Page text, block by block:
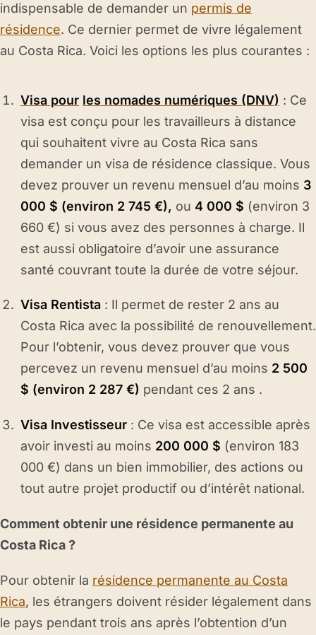
indispensable de demander un permis de
résidence. Ce dernier permet de vivre légalement
au Costa Rica. Voici les options les plus courantes :
Visa pour les nomades numériques (DNV) : Ce
visa est conçu pour les travailleurs à distance
qui souhaitent vivre au Costa Rica sans
demander un visa de résidence classique. Vous
devez prouver un revenu mensuel d’au moins 3
000 $ (environ 2 745 €), ou 4 000 $ (environ 3
660 €) si vous avez des personnes à charge. Il
est aussi obligatoire d’avoir une assurance
santé couvrant toute la durée de votre séjour.
Visa Rentista: Il permet de rester 2 ans au
Costa Rica avec la possibilité de renouvellement.
Pour l’obtenir, vous devez prouver que vous
percevez un revenu mensuel d’au moins 2 500
$ (environ 2 287 €) pendant ces 2 ans .
Visa Investisseur: Ce visa est accessible après
avoir investi au moins 200 000 $ (environ 183
000 €) dans un bien immobilier, des actions ou
tout autre projet productif ou d’intérêt national.
Comment obtenir une résidence permanente au
Costa Rica ?
Pour obtenir la résidence permanente au Costa
Rica, les étrangers doivent résider légalement dans
le pays pendant trois ans après l’obtention d’un